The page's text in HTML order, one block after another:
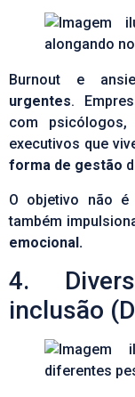
Burnout e
urgentes.
com psicólogos,
executivos que
forma de gestão
O objetivo não é
também
emocional.
4.
inclusão